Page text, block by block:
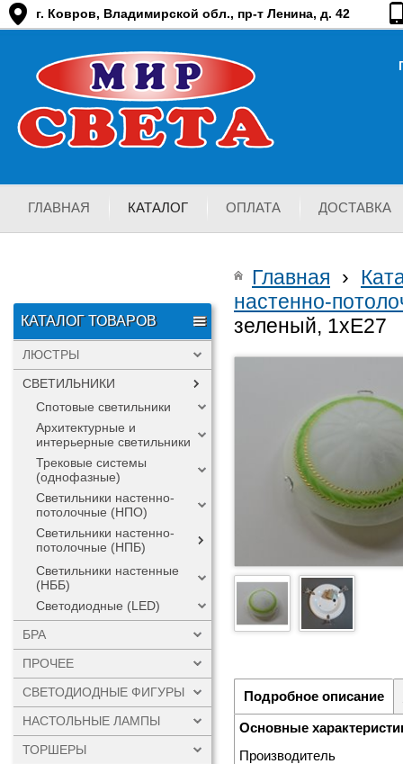
г. Ковров, Владимирской обл., пр-т Ленина, д. 42
ГЛАВНАЯ КАТАЛОГ ОПЛАТА ДОСТАВКА
КАТАЛОГ ТОВАРОВ
ЛЮСТРЫ
СВЕТИЛЬНИКИ
Спотовые светильники
Архитектурные и
интерьерные светильники
Трековые системы
(однофазные)
Светильники настенно-
потолочные (НПО)
Светильники настенно-
потолочные (НПБ)
Светильники настенные
(НББ)
Светодиодные (LED)
БРА
ПРОЧЕЕ
СВЕТОДИОДНЫЕ ФИГУРЫ
НАСТОЛЬНЫЕ ЛАМПЫ
ТОРШЕРЫ
Главная ›
настенно-
зеленый, 1хЕ27
Подробное описание
Основные
Производитель